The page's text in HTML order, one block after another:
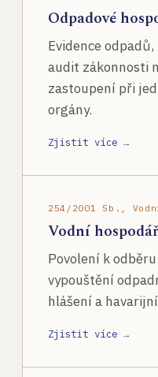
Odpadové
Evidence
audit zákonnosti
zastoupení při
orgány.
Zjistit více →
254/2001 Sb.,
Vodní
Povolení k
vypouštění
hlášení a
Zjistit více →